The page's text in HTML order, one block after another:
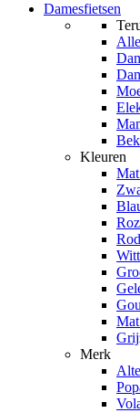
Damesfietsen
Alle
Kleuren
Merk